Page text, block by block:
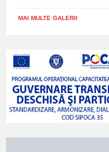
MAI MULTE GALERII